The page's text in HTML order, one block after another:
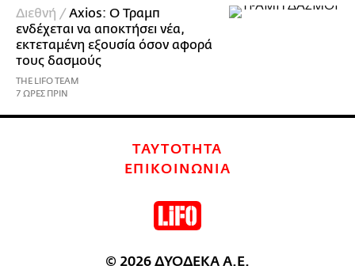
Διεθνή /Axios: Ο Τραμπ
ενδέχεται να αποκτήσει νέα,
εκτεταμένη εξουσία όσον αφορά
τους δασμούς
THE LIFO TEAM
7 ΩΡΕΣ ΠΡΙΝ
ΤΑΥΤΟΤΗΤΑ
ΕΠΙΚΟΙΝΩΝΙΑ
© 2026 ΔΥΟΔΕΚΑ Α.Ε.